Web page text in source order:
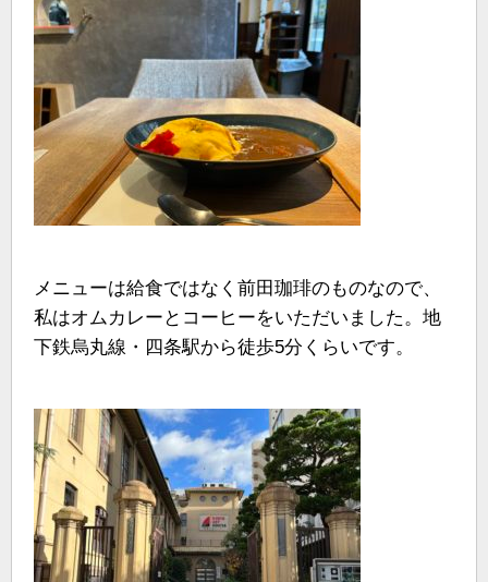
メニューは給食ではなく前田珈琲のものなので、
私はオムカレーとコーヒーをいただいました。地
下鉄烏丸線・四条駅から徒歩5分くらいです。